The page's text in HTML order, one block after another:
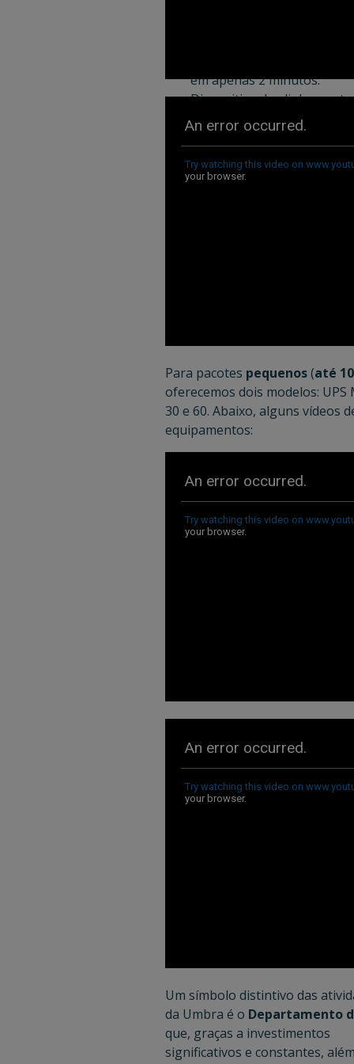
em apenas 2 minutos.
Dispositivo de
saco "Wally", garantindo uma
Barras de resfriamento
selagem, evitando que ela se
Para pacotes pequenos(até
oferecemos dois modelos: UPS
30 e 60. Abaixo, alguns vídeos
equipamentos:
Um símbolo distintivo das
da Umbra é o Departamento
que, graças a investimentos
significativos e constantes,